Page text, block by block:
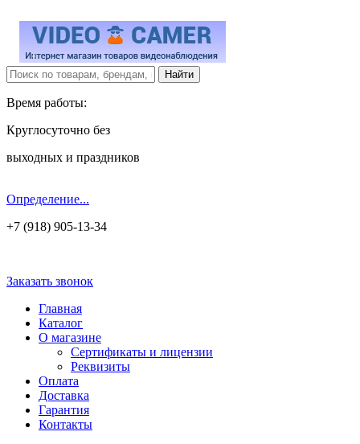
Время работы:
Круглосуточно без
выходных и праздников
Определение...
+7 (918) 905-13-34
Заказать звонок
Главная
Каталог
О магазине
Сертификаты и лицензии
Реквизиты
Оплата
Доставка
Гарантия
Контакты